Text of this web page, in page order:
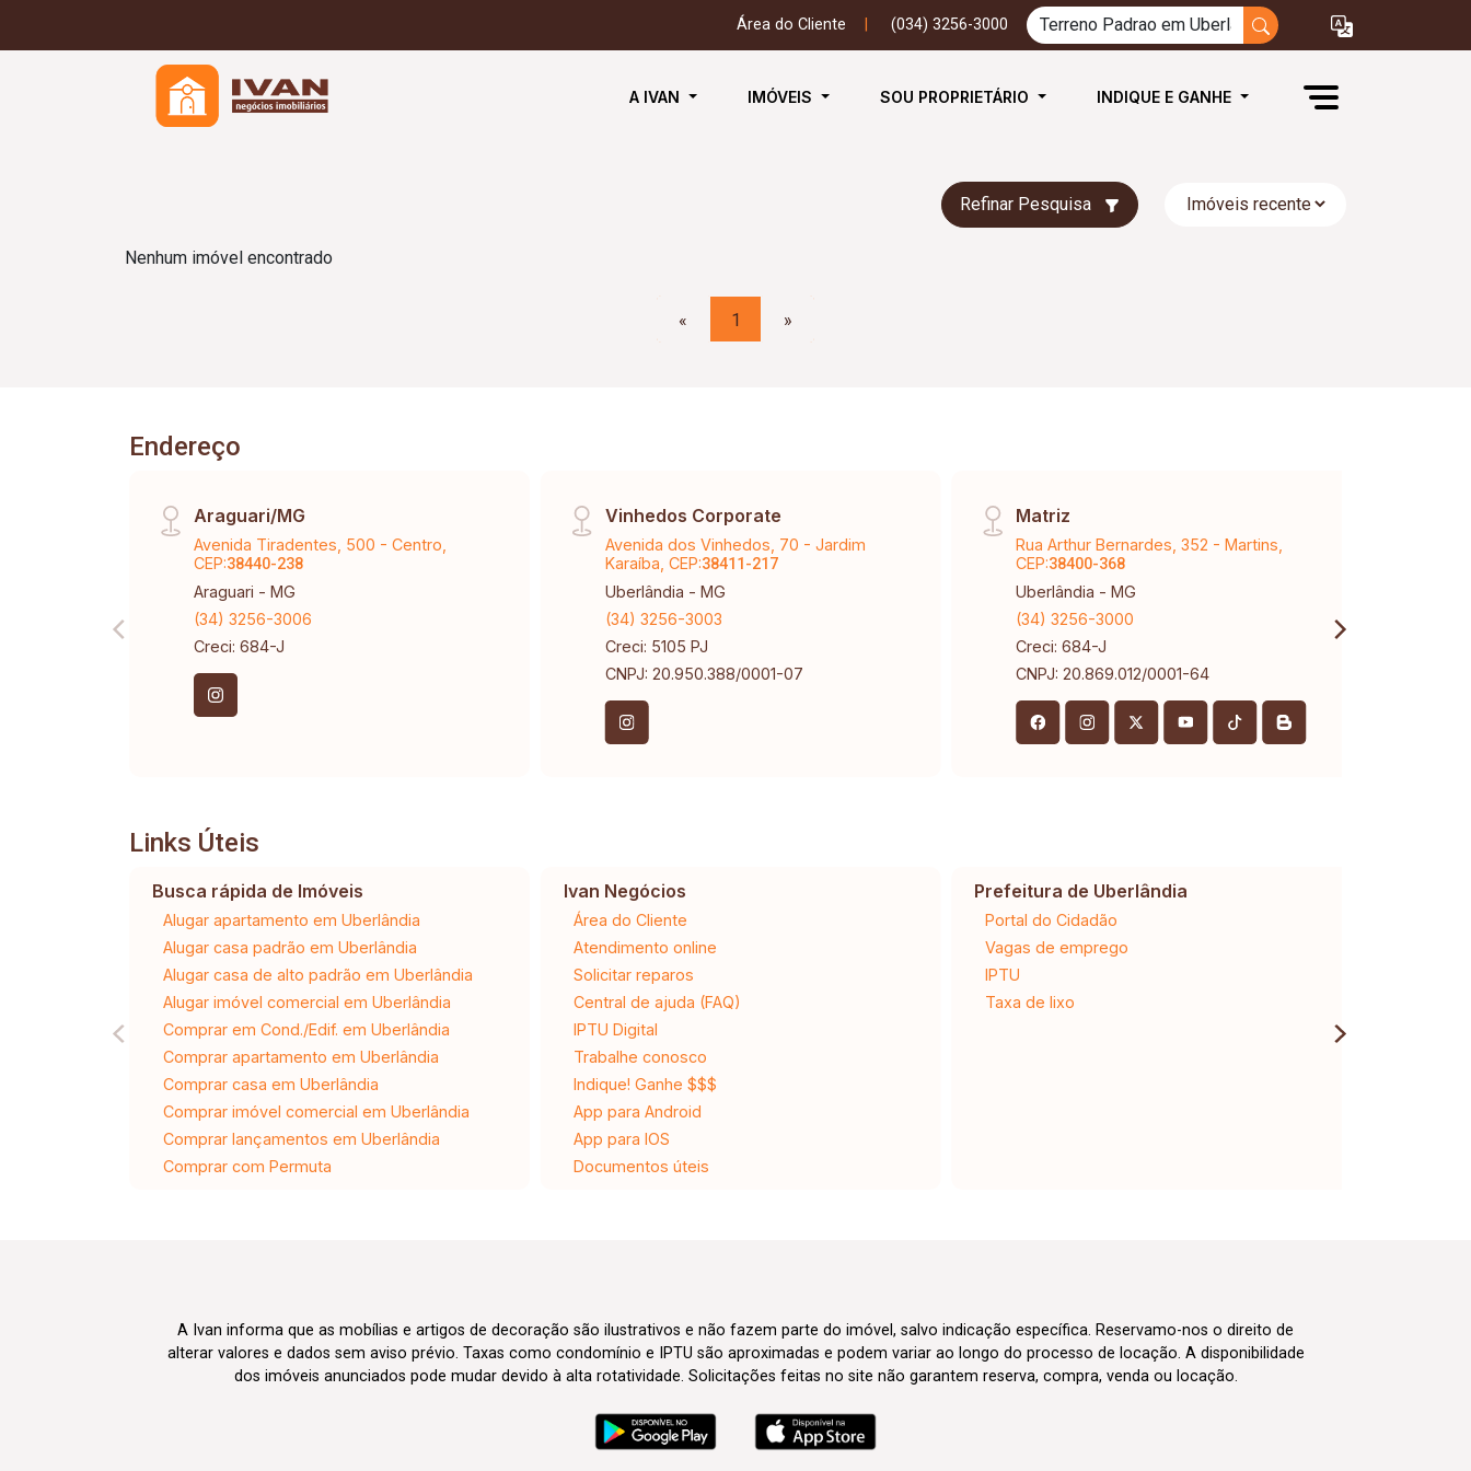
Área do Cliente (034) 3256-3000
A IVAN IMÓVEIS SOU PROPRIETÁRIO INDIQUE E GANHE
Refinar Pesquisa
Nenhum imóvel encontrado
« 1 »
Endereço
Araguari/MG
Avenida Tiradentes, 500 - Centro,
CEP:38440-238
Araguari - MG
(34) 3256-3006
Creci: 684-J
Vinhedos Corporate
Avenida dos Vinhedos, 70 - Jardim
Karaíba, CEP:38411-217
Uberlândia - MG
(34) 3256-3003
Creci: 5105 PJ
CNPJ: 20.950.388/0001-07
Matriz
Rua Arthur Bernardes, 352 - Martins,
CEP:38400-368
Uberlândia - MG
(34) 3256-3000
Creci: 684-J
CNPJ: 20.869.012/0001-64
Links Úteis
Busca rápida de Imóveis
Alugar apartamento em Uberlândia
Alugar casa padrão em Uberlândia
Alugar casa de alto padrão em Uberlândia
Alugar imóvel comercial em Uberlândia
Comprar em Cond./Edif. em Uberlândia
Comprar apartamento em Uberlândia
Comprar casa em Uberlândia
Comprar imóvel comercial em Uberlândia
Comprar lançamentos em Uberlândia
Comprar com Permuta
Ivan Negócios
Área do Cliente
Atendimento online
Solicitar reparos
Central de ajuda (FAQ)
IPTU Digital
Trabalhe conosco
Indique! Ganhe $$$
App para Android
App para IOS
Documentos úteis
Prefeitura de Uberlândia
Portal do Cidadão
Vagas de emprego
IPTU
Taxa de lixo
A Ivan informa que as mobílias e artigos de decoração são ilustrativos e não fazem parte do imóvel, salvo indicação específica. Reservamo-nos o direito de
alterar valores e dados sem aviso prévio. Taxas como condomínio e IPTU são aproximadas e podem variar ao longo do processo de locação. A disponibilidade
dos imóveis anunciados pode mudar devido à alta rotatividade. Solicitações feitas no site não garantem reserva, compra, venda ou locação.